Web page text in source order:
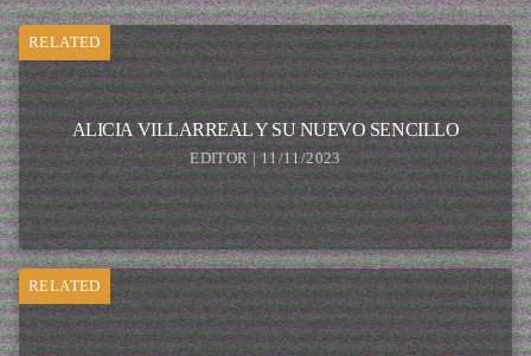
RELATED
ALICIA VILLARREAL Y SU NUEVO SENCILLO
EDITOR | 11/11/2023
RELATED